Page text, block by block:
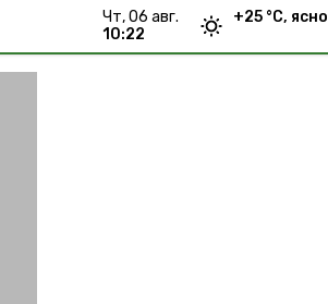
чт, 06 авг.
10:22
+25 °С, ясно